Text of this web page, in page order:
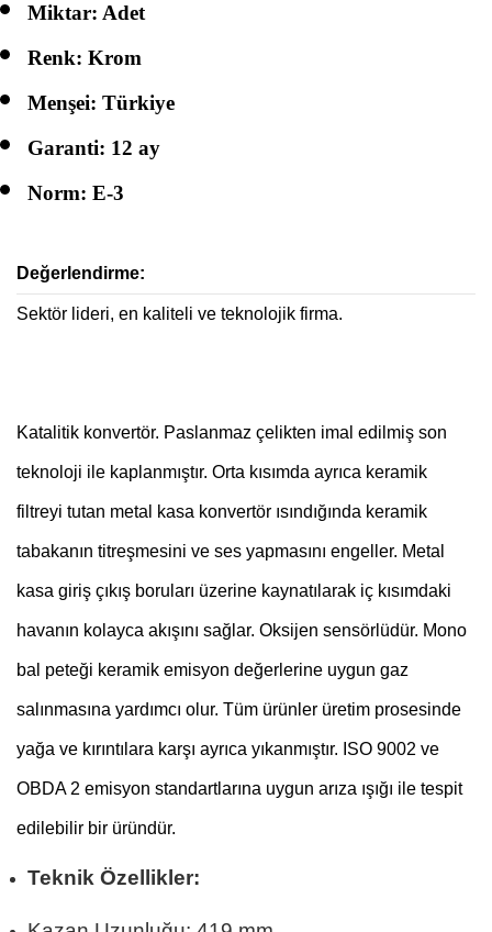
Miktar: Adet
Renk: Krom
Menşei: Türkiye
Garanti: 12 ay
Norm: E-3
Değerlendirme:
Sektör lideri, en kaliteli ve teknolojik firma.
Katalitik konvertör. Paslanmaz çelikten imal edilmiş son
teknoloji ile kaplanmıştır. Orta kısımda ayrıca keramik
filtreyi tutan metal kasa konvertör ısındığında keramik
tabakanın titreşmesini ve ses yapmasını engeller. Metal
kasa giriş çıkış boruları üzerine kaynatılarak iç kısımdaki
havanın kolayca akışını sağlar. Oksijen sensörlüdür. Mono
bal peteği keramik emisyon değerlerine uygun gaz
salınmasına yardımcı olur. Tüm ürünler üretim prosesinde
yağa ve kırıntılara karşı ayrıca yıkanmıştır. ISO 9002 ve
OBDA 2 emisyon standartlarına uygun arıza ışığı ile tespit
edilebilir bir üründür.
Teknik Özellikler: